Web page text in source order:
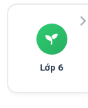
Lớp 6